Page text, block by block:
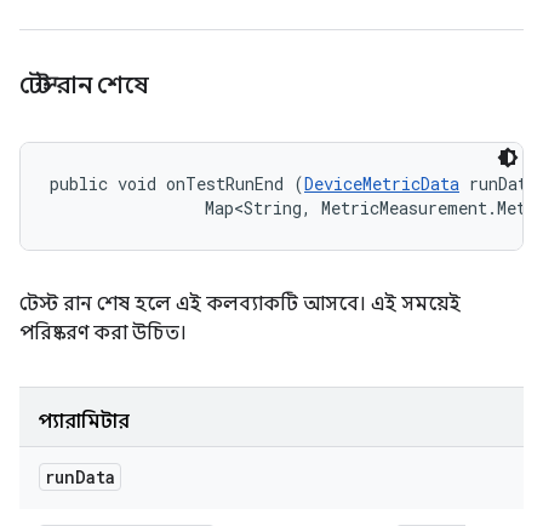
টেস্ট রান শেষে
public void onTestRunEnd (DeviceMetricData
Map<String,
টেস্ট রান শেষ হলে এই কলব্যাকটি আসবে। এই সময়েই
পরিষ্করণ করা উচিত।
প্যারামিটার
runData